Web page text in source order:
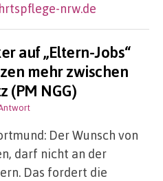
nrw.de
auf „Eltern-Jobs“
mehr zwischen
(PM NGG)
Der Wunsch von
darf nicht an der
Das fordert die